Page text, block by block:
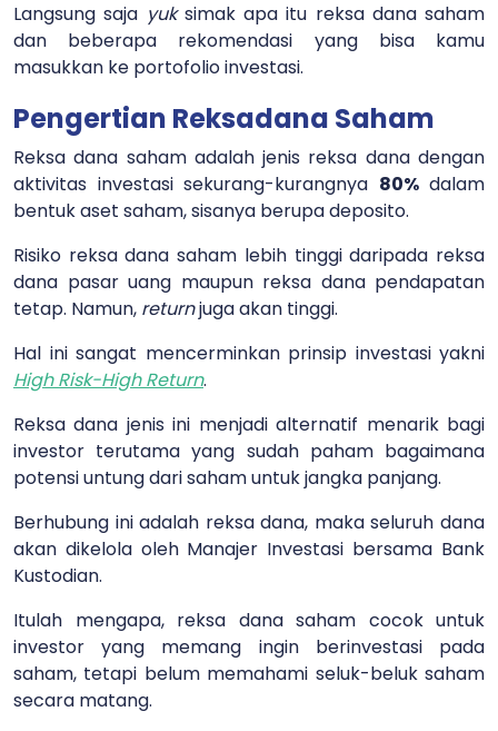
Langsung saja yuk simak apa itu reksa dana saham
dan beberapa rekomendasi yang bisa kamu
masukkan ke portofolio investasi.
Pengertian Reksadana Saham
Reksa dana saham adalah jenis reksa dana dengan
aktivitas investasi sekurang-kurangnya 80%dalam
bentuk aset saham, sisanya berupa deposito.
Risiko reksa dana saham lebih tinggi daripada reksa
dana pasar uang maupun reksa dana pendapatan
tetap. Namun, returnjuga akan tinggi.
Hal ini sangat mencerminkan prinsip investasi yakni
High Risk-High Return.
Reksa dana jenis ini menjadi alternatif menarik bagi
investor terutama yang sudah paham bagaimana
potensi untung dari saham untuk jangka panjang.
Berhubung ini adalah reksa dana, maka seluruh dana
akan dikelola oleh Manajer Investasi bersama Bank
Kustodian.
Itulah mengapa, reksa dana saham cocok untuk
investor yang memang ingin berinvestasi pada
saham, tetapi belum memahami seluk-beluk saham
secara matang.